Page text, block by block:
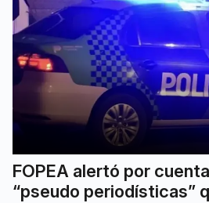
FOPEA alertó por
“pseudo periodísticas”